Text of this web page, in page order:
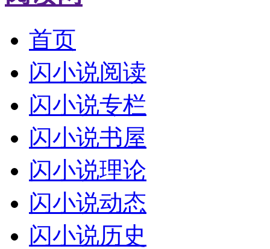
首页
闪小说阅读
闪小说专栏
闪小说书屋
闪小说理论
闪小说动态
闪小说历史